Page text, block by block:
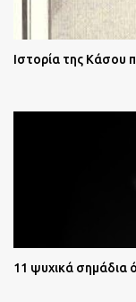
Ιστορία της Κάσου
11 ψυχικά σημάδια